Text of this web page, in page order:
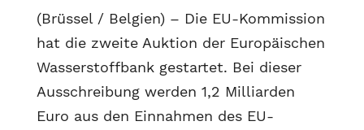
(Brüssel / Belgien) – Die EU-Kommission
hat die zweite Auktion der Europäischen
Wasserstoffbank gestartet. Bei dieser
Ausschreibung werden 1,2 Milliarden
Euro aus den Einnahmen des EU-